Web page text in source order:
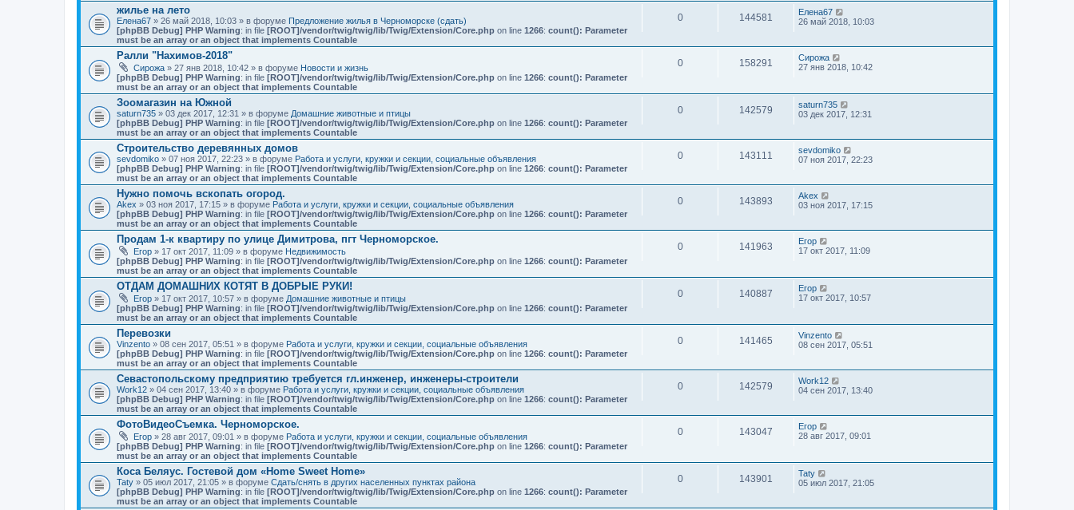
жилье на лето
Елена67 » 26 май 2018, 10:03 » в форуме Предложение жилья в Черноморске (сдать)
[phpBB Debug] PHP Warning: in file [ROOT]/vendor/twig/twig/lib/Twig/Extension/Core.php on line 1266: count(): Parameter
must be an array or an object that implements Countable
0 144581
Елена67
26 май 2018, 10:03
Ралли "Нахимов-2018"
Сирожа » 27 янв 2018, 10:42 » в форуме Новости и жизнь
[phpBB Debug] PHP Warning: in file [ROOT]/vendor/twig/twig/lib/Twig/Extension/Core.php on line 1266: count(): Parameter
must be an array or an object that implements Countable
0 158291
Сирожа
27 янв 2018, 10:42
Зоомагазин на Южной
saturn735 » 03 дек 2017, 12:31 » в форуме Домашние животные и птицы
[phpBB Debug] PHP Warning: in file [ROOT]/vendor/twig/twig/lib/Twig/Extension/Core.php on line 1266: count(): Parameter
must be an array or an object that implements Countable
0 142579
saturn735
03 дек 2017, 12:31
Строительство деревянных домов
sevdomiko » 07 ноя 2017, 22:23 » в форуме Работа и услуги, кружки и секции, социальные объявления
[phpBB Debug] PHP Warning: in file [ROOT]/vendor/twig/twig/lib/Twig/Extension/Core.php on line 1266: count(): Parameter
must be an array or an object that implements Countable
0 143111
sevdomiko
07 ноя 2017, 22:23
Нужно помочь вскопать огород.
Akex » 03 ноя 2017, 17:15 » в форуме Работа и услуги, кружки и секции, социальные объявления
[phpBB Debug] PHP Warning: in file [ROOT]/vendor/twig/twig/lib/Twig/Extension/Core.php on line 1266: count(): Parameter
must be an array or an object that implements Countable
0 143893
Akex
03 ноя 2017, 17:15
Продам 1-к квартиру по улице Димитрова, пгт Черноморское.
Егор » 17 окт 2017, 11:09 » в форуме Недвижимость
[phpBB Debug] PHP Warning: in file [ROOT]/vendor/twig/twig/lib/Twig/Extension/Core.php on line 1266: count(): Parameter
must be an array or an object that implements Countable
0 141963
Егор
17 окт 2017, 11:09
ОТДАМ ДОМАШНИХ КОТЯТ В ДОБРЫЕ РУКИ!
Егор » 17 окт 2017, 10:57 » в форуме Домашние животные и птицы
[phpBB Debug] PHP Warning: in file [ROOT]/vendor/twig/twig/lib/Twig/Extension/Core.php on line 1266: count(): Parameter
must be an array or an object that implements Countable
0 140887
Егор
17 окт 2017, 10:57
Перевозки
Vinzento » 08 сен 2017, 05:51 » в форуме Работа и услуги, кружки и секции, социальные объявления
[phpBB Debug] PHP Warning: in file [ROOT]/vendor/twig/twig/lib/Twig/Extension/Core.php on line 1266: count(): Parameter
must be an array or an object that implements Countable
0 141465
Vinzento
08 сен 2017, 05:51
Севастопольскому предприятию требуется гл.инженер, инженеры-строители
Work12 » 04 сен 2017, 13:40 » в форуме Работа и услуги, кружки и секции, социальные объявления
[phpBB Debug] PHP Warning: in file [ROOT]/vendor/twig/twig/lib/Twig/Extension/Core.php on line 1266: count(): Parameter
must be an array or an object that implements Countable
0 142579
Work12
04 сен 2017, 13:40
ФотоВидеоСъемка. Черноморское.
Егор » 28 авг 2017, 09:01 » в форуме Работа и услуги, кружки и секции, социальные объявления
[phpBB Debug] PHP Warning: in file [ROOT]/vendor/twig/twig/lib/Twig/Extension/Core.php on line 1266: count(): Parameter
must be an array or an object that implements Countable
0 143047
Егор
28 авг 2017, 09:01
Коса Беляус. Гостевой дом «Home Sweet Home»
Taty » 05 июл 2017, 21:05 » в форуме Сдать/снять в других населенных пунктах района
[phpBB Debug] PHP Warning: in file [ROOT]/vendor/twig/twig/lib/Twig/Extension/Core.php on line 1266: count(): Parameter
must be an array or an object that implements Countable
0 143901
Taty
05 июл 2017, 21:05